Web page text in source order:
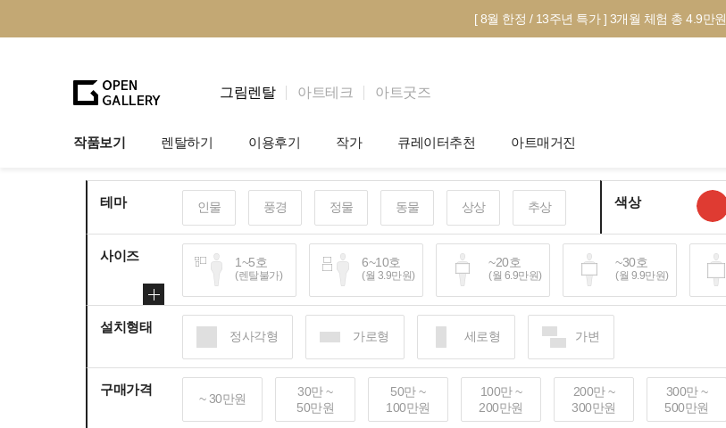
[ 8월 한정 / 13주년 특가 ] 3개월 체험 총 4.9만원
그림렌탈 아트테크 아트굿즈
작품보기 렌탈하기
그림렌탈
법인상담
기프트카드
이용후기
개인 고객
법인 고객
셀럽 인터뷰
작가
작가소개
작가공모
큐레이터추천
제안서 신청
작품선택 Tip
그림인테리어 Tip
아트매거진
전시 정보
미술 이야기
아트 딕셔너리
테마 인물 풍경 정물 동물 상상 추상 색상
사이즈 1~5호
(렌탈불가)
6~10호
(월 3.9만원)
~20호
(월 6.9만원)
~30호
(월 9.9만원)
(월 25~30만원) (월 40만원+)
설치형태
정사각형 가로형 세로형 가변
구매가격
~ 30만원
30만 ~
50만원
50만 ~
100만원
100만 ~
200만원
200만 ~
300만원
300만 ~
500만원